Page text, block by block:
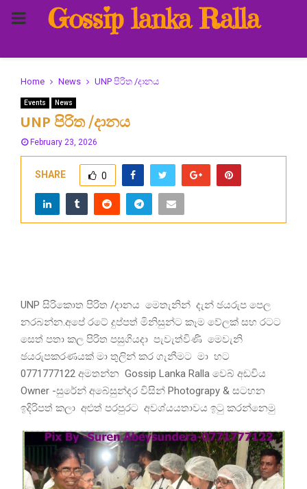
PRIMARY
MENU
Gossip lanka Ralla
Home News UNP පිරිත /දානය
Events News
UNP පිරිත /දානය
February 23, 2026
SHARE 0
UNP සිරිකොත පිරිත /දානය මෙතැනින් දැන් ඡයරුප පෙල
නරබන්න.අපේ රටේ දුප්පත් මිනිසුන්ට කෑම වේලක් සහ රටට
සෙත් පතා කල පිරිත පසුගියදා පැවැත්විණි මෙවැනි
ඡයරුපකරණයක් මා තුලින් කර ගැනීමට මා හට
0771777122 අමතන්න Gossip Lanka Ralla වෙබ් අඩවිය
Owner -සුරේන් අබේසුන්දර විසින් Photograpy & සටහන
ඉදිරිපත් කලා අළුත් පරපුරට අවශ්යයතාවය ඉටු කරන්නෙමු